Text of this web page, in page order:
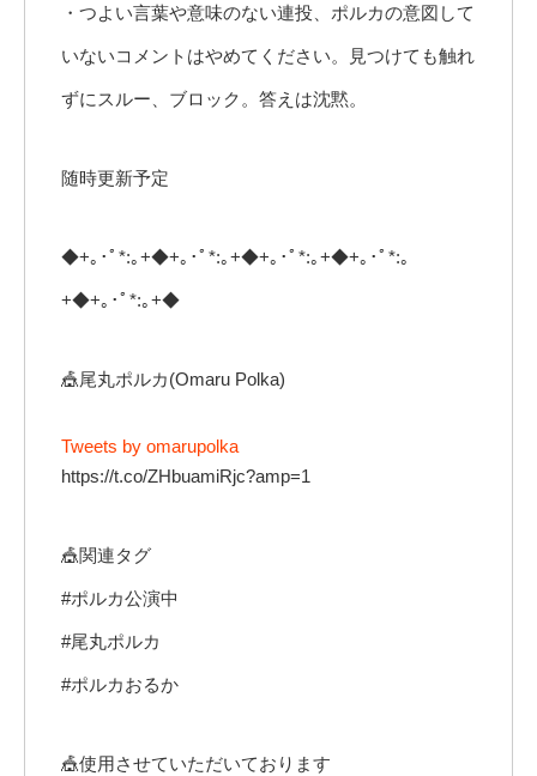
・つよい言葉や意味のない連投、ポルカの意図して
いないコメントはやめてください。見つけても触れ
ずにスルー、ブロック。答えは沈黙。
随時更新予定
◆+｡･ﾟ*:｡+◆+｡･ﾟ*:｡+◆+｡･ﾟ*:｡+◆+｡･ﾟ*:｡
+◆+｡･ﾟ*:｡+◆
🎪尾丸ポルカ(Omaru Polka)
Tweets by omarupolka
https://t.co/ZHbuamiRjc?amp=1
🎪関連タグ
#ポルカ公演中
#尾丸ポルカ
#ポルカおるか
🎪使用させていただいております